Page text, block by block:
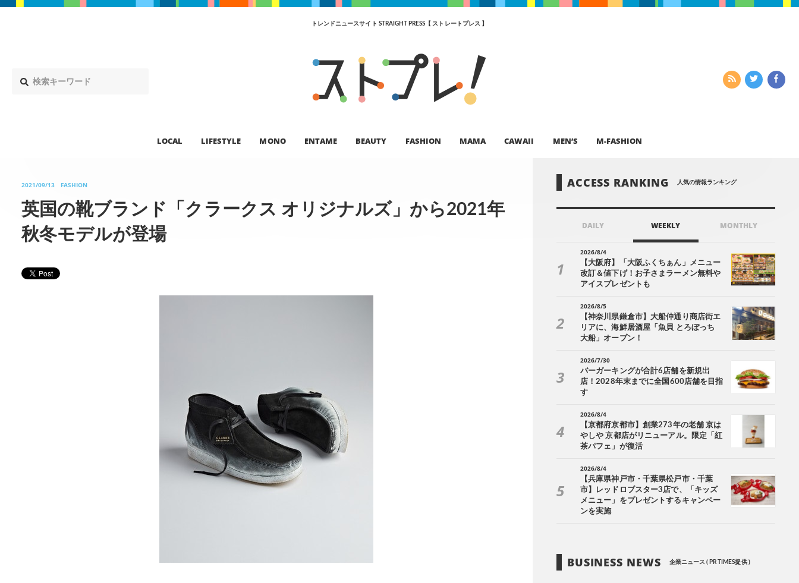
トレンドニュースサイト STRAIGHT PRESS【 ストレートプレス 】
LOCAL LIFESTYLE MONO ENTAME BEAUTY FASHION MAMA CAWAII MEN’S M-FASHION
2021/09/13 FASHION
英国の靴ブランド「クラークス オリジナルズ」から2021年
秋冬モデルが登場
ACCESS RANKING 人気の情報ランキング
DAILY WEEKLY MONTHLY
2026/8/4
【大阪府】「大阪ふくちぁん」メニュー
改訂＆値下げ！お子さまラーメン無料や
アイスプレゼントも
2026/8/5
【神奈川県鎌倉市】大船仲通り商店街エ
リアに、海鮮居酒屋「魚貝 とろぼっち
大船」オープン！
2026/7/30
バーガーキングが合計6店舗を新規出
店！2028年末までに全国600店舗を目指
す
2026/8/4
【京都府京都市】創業273年の老舗 京は
やしや 京都店がリニューアル。限定「紅
茶パフェ」が復活
2026/8/4
【兵庫県神戸市・千葉県松戸市・千葉
市】レッドロブスター3店で、「キッズ
メニュー」をプレゼントするキャンペー
ンを実施
BUSINESS NEWS 企業ニュース ( PR TIMES提供 )